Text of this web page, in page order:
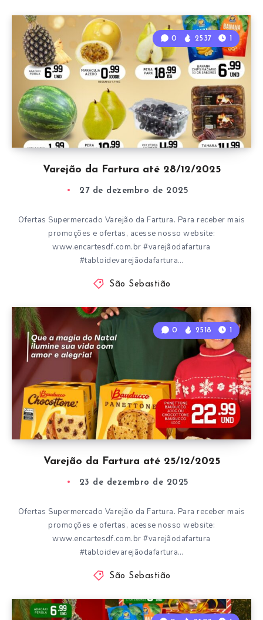
Varejão da Fartura até 28/12/2025
0 2537 1
27 de dezembro de 2025
Ofertas Supermercado Varejão da Fartura. Para receber mais
promoções e ofertas, acesse nosso website:
www.encartesdf.com.br #varejãodafartura
#tabloidevarejãodafartura…
São Sebastião
Varejão da Fartura até 25/12/2025
0 2518 1
23 de dezembro de 2025
Ofertas Supermercado Varejão da Fartura. Para receber mais
promoções e ofertas, acesse nosso website:
www.encartesdf.com.br #varejãodafartura
#tabloidevarejãodafartura…
São Sebastião